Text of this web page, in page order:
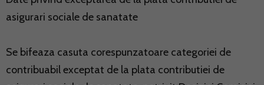
asigurari sociale de sanatate
Se bifeaza casuta corespunzatoare categoriei de
contribuabil exceptat de la plata contributiei de